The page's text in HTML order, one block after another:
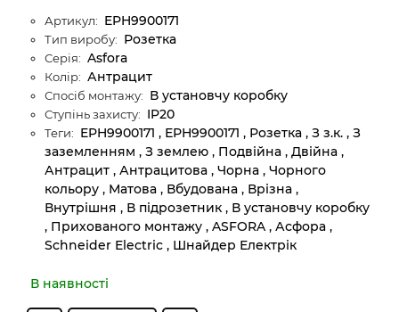
Артикул: EPH9900171
Тип виробу: Розетка
Серія: Asfora
Колір: Антрацит
Спосіб монтажу: В установчу коробку
Ступінь захисту: IP20
Теги: EPH9900171 , ЕРН9900171 , Розетка , З з.к. , З
заземленням , З землею , Подвійна , Двійна ,
Антрацит , Антрацитова , Чорна , Чорного
кольору , Матова , Вбудована , Врізна ,
Внутрішня , В підрозетник , В установчу коробку
, Прихованого монтажу , ASFORA , Асфора ,
Schneider Electric , Шнайдер Електрік
В наявності